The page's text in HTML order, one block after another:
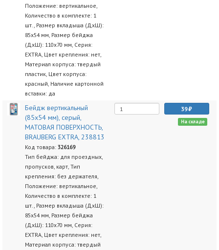
Положение: вертикальное,
Количество в комплекте: 1
шт., Размер вкладыша (ДхШ):
85х54 мм, Размер бейджа
(ДхШ): 110х70 мм, Серия:
EXTRA, Цвет крепления: нет,
Материал корпуса: твердый
пластик, Цвет корпуса:
красный, Наличие картонной
вставки: да
Бейдж вертикальный
(85х54 мм), серый,
МАТОВАЯ ПОВЕРХНОСТЬ,
BRAUBERG EXTRA, 238813
Код товара: 326169
Тип бейджа: для проездных,
пропусков, карт, Тип
крепления: без держателя,
Положение: вертикальное,
Количество в комплекте: 1
шт., Размер вкладыша (ДхШ):
85х54 мм, Размер бейджа
(ДхШ): 110х70 мм, Серия:
EXTRA, Цвет крепления: нет,
Материал корпуса: твердый
39
На складе